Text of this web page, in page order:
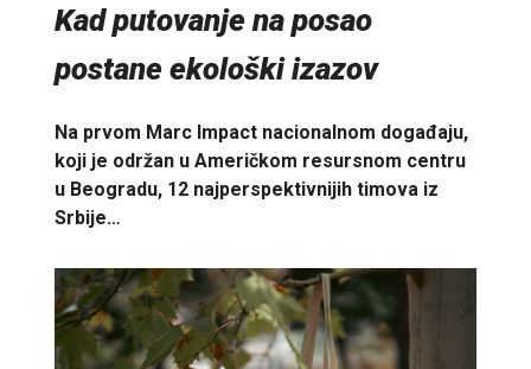
Kad putovanje na posao
postane ekološki izazov
Na prvom Marc Impact nacionalnom događaju,
koji je održan u Američkom resursnom centru
u Beogradu, 12 najperspektivnijih timova iz
Srbije…